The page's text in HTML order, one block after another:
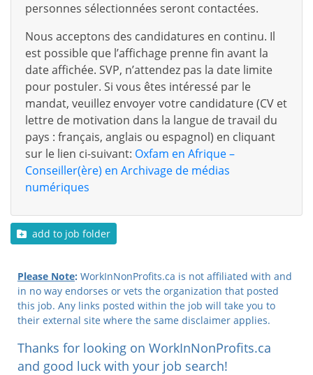
personnes sélectionnées seront contactées.
Nous acceptons des candidatures en continu. Il
est possible que l’affichage prenne fin avant la
date affichée. SVP, n’attendez pas la date limite
pour postuler. Si vous êtes intéressé par le
mandat, veuillez envoyer votre candidature (CV et
lettre de motivation dans la langue de travail du
pays : français, anglais ou espagnol) en cliquant
sur le lien ci-suivant: Oxfam en Afrique –
Conseiller(ère) en Archivage de médias
numériques
add to job folder
Please Note: WorkInNonProfits.ca is not affiliated with and
in no way endorses or vets the organization that posted
this job. Any links posted within the job will take you to
their external site where the same disclaimer applies.
Thanks for looking on WorkInNonProfits.ca
and good luck with your job search!